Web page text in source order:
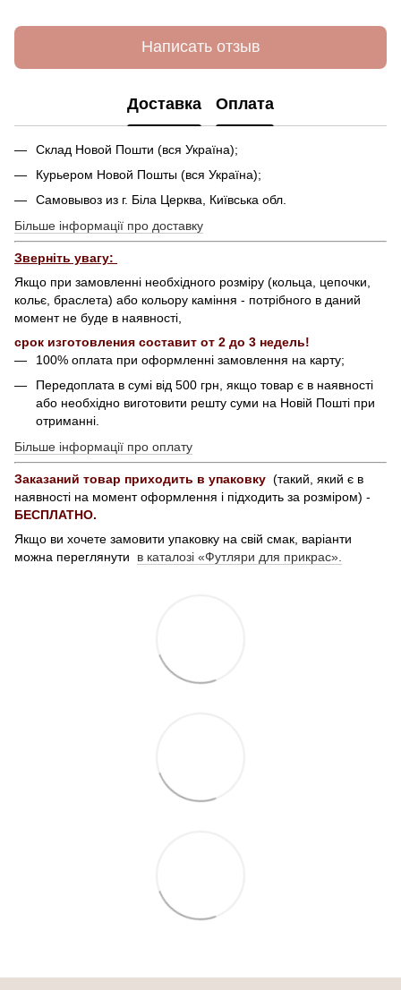
Написать отзыв
Доставка Оплата
Склад Новой Пошти (вся Україна);
Курьером Новой Пошты (вся Україна);
Самовывоз из г. Біла Церква, Київська обл.
Більше інформації про доставку
Зверніть увагу:
Якщо при замовленні необхідного розміру (кольца, цепочки,
кольє, браслета) або кольору каміння - потрібного в даний
момент не буде в наявності,
срок изготовления составит от 2 до 3 недель!
100% оплата при оформленні замовлення на карту;
Передоплата в сумі від 500 грн, якщо товар є в наявності
або необхідно виготовити решту суми на Новій Пошті при
отриманні.
Більше інформації про оплату
Заказаний товар приходить в упаковку (такий, який є в
наявності на момент оформлення і підходить за розміром) -
БЕСПЛАТНО.
Якщо ви хочете замовити упаковку на свій смак, варіанти
можна переглянути в каталозі «Футляри для прикрас».